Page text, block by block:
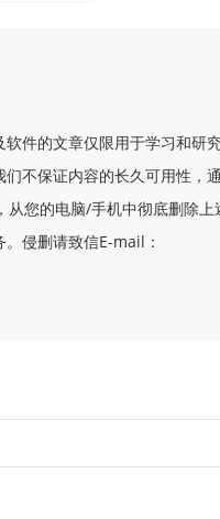
件的文章仅限用于学习和研
不保证内容的长久可用性，
您的电脑/手机中彻底删除上
侵删请致信E-mail：